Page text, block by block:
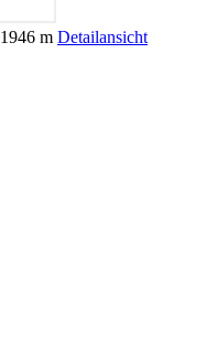
1946 m Detailansicht